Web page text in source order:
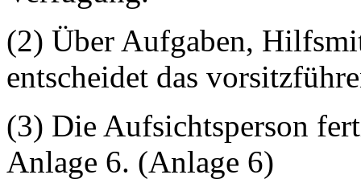
(2) Über Aufgaben,
entscheidet das
(3) Die Aufsichtsperson
Anlage 6. (Anlage 6)